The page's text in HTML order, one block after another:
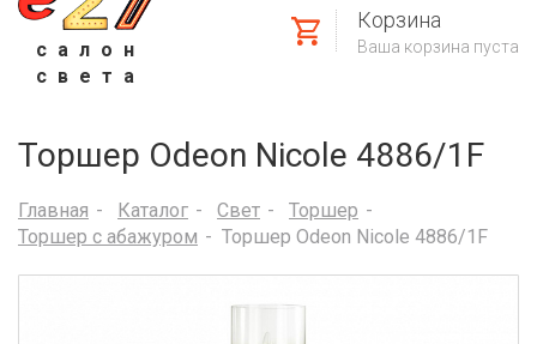
салон
света
Корзина
Ваша корзина пуста
Торшер Odeon Nicole 4886/1F
Главная Каталог Свет
Торшер
Торшер с абажуром
Торшер Odeon Nicole 4886/1F